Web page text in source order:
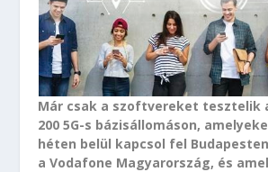
Már csak a szoftvereket tesztelik
200 5G-s bázisállomáson,
héten belül kapcsol fel
a Vodafone Magyarország, és